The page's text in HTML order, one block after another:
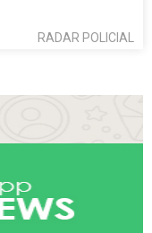
RADAR POLICIAL